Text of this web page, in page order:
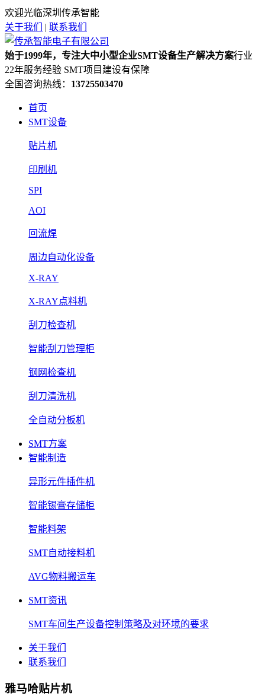
欢迎光临深圳传承智能
关于我们
| 联系我们
始于1999年，专注大中小型企业SMT设备生产解决方案行业
22年服务经验 SMT项目建设有保障
全国咨询热线： 13725503470
首页
SMT设备
贴片机
印刷机
SPI
AOI
回流焊
周边自动化设备
X-RAY
X-RAY点料机
刮刀检查机
智能刮刀管理柜
钢网检查机
刮刀清洗机
全自动分板机
SMT方案
智能制造
异形元件插件机
智能锡膏存储柜
智能料架
SMT自动接料机
AVG物料搬运车
SMT资讯
SMT车间生产设备控制策略及对环境的要求
关于我们
联系我们
雅马哈贴片机